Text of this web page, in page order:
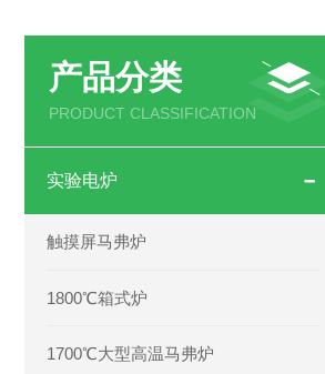
产品分类
PRODUCT CLASSIFICATION
实验电炉
触摸屏马弗炉
1800℃箱式炉
1700℃大型高温马弗炉